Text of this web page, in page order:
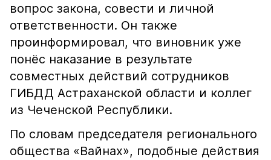
вопрос закона, совести и личной
ответственности. Он также
проинформировал, что виновник уже
понёс наказание в результате
совместных действий сотрудников
ГИБДД Астраханской области и коллег
из Чеченской Республики.
По словам председателя регионального
общества «Вайнах», подобные действия